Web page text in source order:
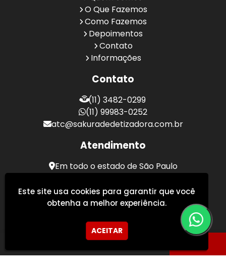
O Que Fazemos
Como Fazemos
Depoimentos
Contato
Informações
Contato
(11) 3482-0299
(11) 99983-0252
atc@sakuradedetizadora.com.br
Atendimento
Em todo o estado de São Paulo
Este site usa cookies para garantir que você
obtenha a melhor experiência.
ACEITAR